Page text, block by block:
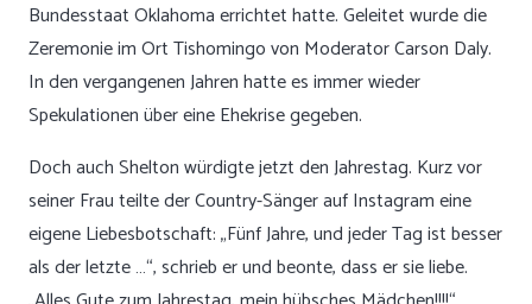
Bundesstaat Oklahoma errichtet hatte. Geleitet wurde die
Zeremonie im Ort Tishomingo von Moderator Carson Daly.
In den vergangenen Jahren hatte es immer wieder
Spekulationen über eine Ehekrise gegeben.
Doch auch Shelton würdigte jetzt den Jahrestag. Kurz vor
seiner Frau teilte der Country-Sänger auf Instagram eine
eigene Liebesbotschaft: „Fünf Jahre, und jeder Tag ist besser
als der letzte …“, schrieb er und beonte, dass er sie liebe.